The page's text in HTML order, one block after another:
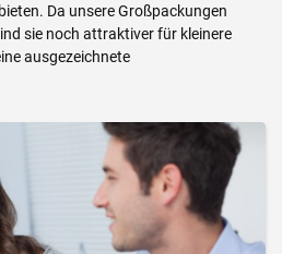
Da unsere Großpackungen
sie noch attraktiver für kleinere
ausgezeichnete